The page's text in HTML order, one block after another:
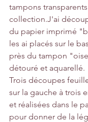
tampons
collection.J'ai
du papier imprimé
les ai placés sur le
près du tampon
détouré et aquarellé.
Trois découpes
sur la gauche à trois
et réalisées dans le
pour donner de la